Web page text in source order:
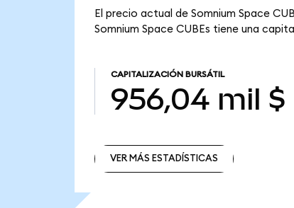
El precio actual de Somnium Space
Somnium Space CUBEs tiene una
CAPITALIZACIÓN BURSÁTIL
956,04 mil $
VER MÁS ESTADÍSTICAS